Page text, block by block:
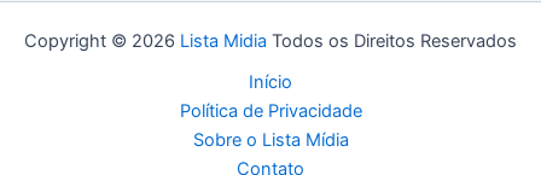
Copyright © 2026 Lista Midia Todos os Direitos Reservados
Início
Política de Privacidade
Sobre o Lista Mídia
Contato